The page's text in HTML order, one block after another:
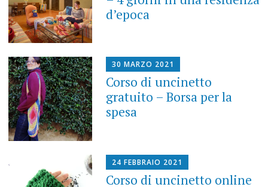
d’epoca
30 MARZO 2021
Corso di uncinetto
gratuito – Borsa per la
spesa
24 FEBBRAIO 2021
Corso di uncinetto online